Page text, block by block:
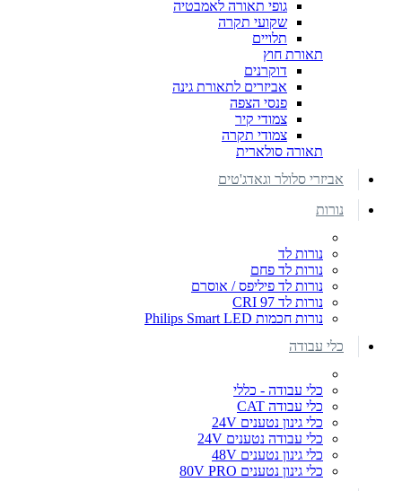
גופי תאורה לאמבטיה
שקועי תקרה
תלויים
תאורת חוץ
דוקרנים
אביזרים לתאורת גינה
פנסי הצפה
צמודי קיר
צמודי תקרה
תאורה סולארית
אביזרי סלולר וגאדג'טים
נורות
נורות לד
נורות לד פחם
נורות לד פיליפס / אוסרם
נורות לד CRI 97
נורות חכמות Philips Smart LED
כלי עבודה
כלי עבודה - כללי
כלי עבודה CAT
כלי גינון נטענים 24V
כלי עבודה נטענים 24V
כלי גינון נטענים 48V
כלי גינון נטענים 80V PRO